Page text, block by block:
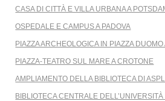
CASA DI CITTÀ E VILLA URBANA A
OSPEDALE E CAMPUS A PADOVA
PIAZZA ARCHEOLOGICA IN PIAZZA
PIAZZA-TEATRO SUL MARE A CROTONE
AMPLIAMENTO DELLA BIBLIOTECA DI
BIBLIOTECA CENTRALE